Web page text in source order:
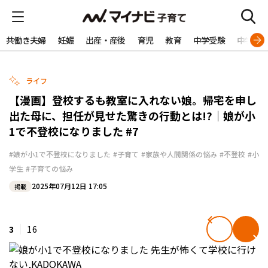
共働き夫婦 妊娠 出産・産後 育児 教育 中学受験 中学生
ライフ
【漫画】登校するも教室に入れない娘。帰宅を申し
出た母に、担任が見せた驚きの行動とは!?｜娘が小
1で不登校になりました #7
#娘が小1で不登校になりました #子育て #家族や人間関係の悩み #不登校 #小
学生 #子育ての悩み
掲載 2025年07月12日 17:05
3 16